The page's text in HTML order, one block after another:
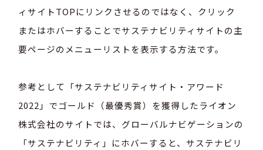
ィサイトTOPにリンクさせるのではなく、クリック
またはホバーすることでサステナビリティサイトの主
要ページのメニューリストを表示する方法です。
参考として「サステナビリティサイト・アワード
2022」でゴールド（最優秀賞）を獲得したライオン
株式会社のサイトでは、グローバルナビゲーションの
「サステナビリティ」にホバーすると、サステナビリ